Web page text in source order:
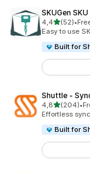
SKUGen
4,4na 5(52)
Łączna liczba
•
Easy to use
Built for
Shuttle ‑
4,8na 5(204)
Łączna •
Effortless
Built for